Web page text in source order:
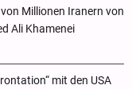
Millionen Iranern von
Ali Khamenei
mit den USA